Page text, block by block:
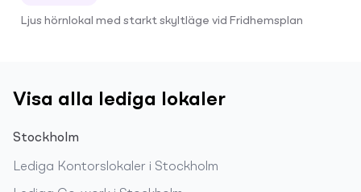
Ljus hörnlokal med starkt skyltläge vid Fridhemsplan
Visa alla lediga lokaler
Stockholm
Lediga Kontorslokaler i Stockholm